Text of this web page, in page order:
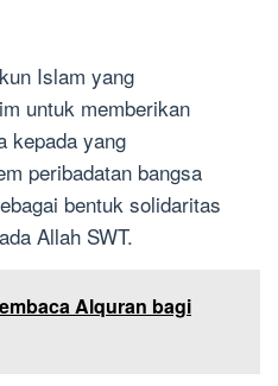
Islam yang
untuk memberikan
kepada yang
peribadatan bangsa
bentuk solidaritas
Allah SWT.
Alquran bagi